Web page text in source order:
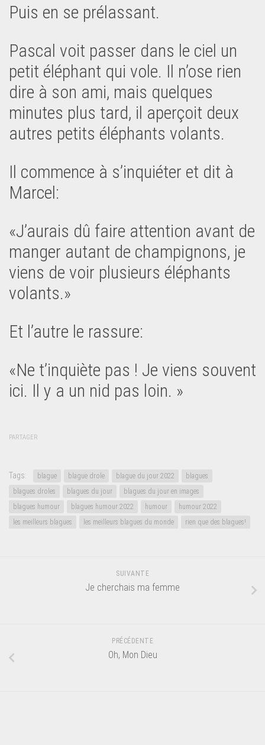
Puis en se prélassant.
Pascal voit passer dans le ciel un
petit éléphant qui vole. Il n’ose rien
dire à son ami, mais quelques
minutes plus tard, il aperçoit deux
autres petits éléphants volants.
Il commence à s’inquiéter et dit à
Marcel:
«J’aurais dû faire attention avant de
manger autant de champignons, je
viens de voir plusieurs éléphants
volants.»
Et l’autre le rassure:
«Ne t’inquiète pas ! Je viens souvent
ici. Il y a un nid pas loin. »
PARTAGER
Tags: blague blague drole blague du jour 2022
blagues
blagues droles
blagues du jour
blagues du jour en images
blagues humour
blagues humour 2022 humour
humour 2022
les meilleurs blagues
les meilleurs blagues du monde rien que des blagues!
SUIVANTE
Je cherchais ma femme
PRÉCÉDENTE
Oh, Mon Dieu